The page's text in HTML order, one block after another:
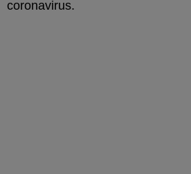
coronavirus.